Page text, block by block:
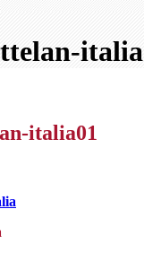
italia01